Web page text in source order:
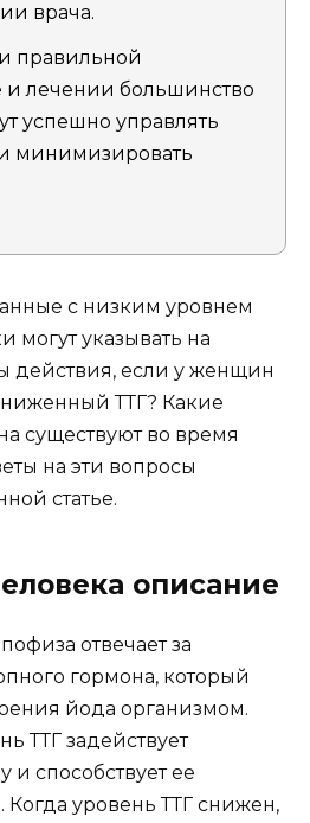
врача.
правильной
и лечении большинство
успешно управлять
минимизировать
с низким уровнем
могут указывать на
действия, если у женщин
ТТГ? Какие
существуют во время
на эти вопросы
статье.
описание
отвечает за
гормона, который
йода организмом.
ТТГ задействует
способствует ее
Когда уровень ТТГ снижен,